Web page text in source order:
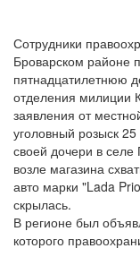
Сотрудники
Броварском районе
пятнадцатилетнюю
отделения милиции
заявления от
уголовный розыск
своей дочери в селе
возле магазина
авто марки "Lada
скрылась.
В регионе был
которого